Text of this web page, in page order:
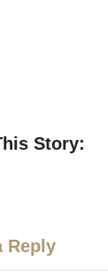
Story:
Reply